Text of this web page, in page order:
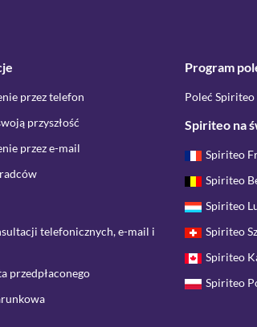
przez telefon
przyszłość
przez e-mail
telefonicznych, e-mail i
przedpłaconego
Program
Poleć
Spiriteo na
Spiriteo
Spiriteo
Spiriteo
Spiriteo
Spiriteo
Spiriteo